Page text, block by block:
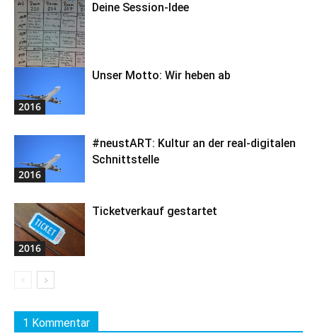
Deine Session-Idee
2016
Unser Motto: Wir heben ab
2016
#neustART: Kultur an der real-digitalen
Schnittstelle
2016
Ticketverkauf gestartet
1 Kommentar